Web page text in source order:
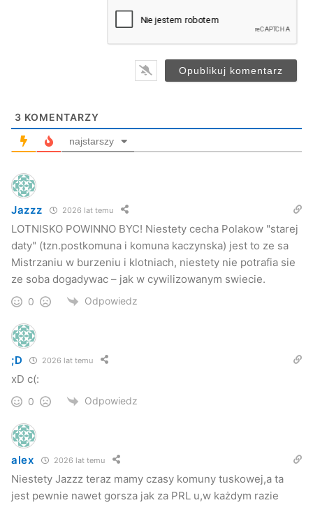
3 KOMENTARZY
najstarszy
Jazzz 2026 lat temu
LOTNISKO POWINNO BYC! Niestety cecha Polakow "starej
daty" (tzn.postkomuna i komuna kaczynska) jest to ze sa
Mistrzaniu w burzeniu i klotniach, niestety nie potrafia sie
ze soba dogadywac – jak w cywilizowanym swiecie.
0 Odpowiedz
;D 2026 lat temu
xD c(:
0 Odpowiedz
alex 2026 lat temu
Niestety Jazzz teraz mamy czasy komuny tuskowej,a ta
jest pewnie nawet gorsza jak za PRL u,w każdym razie